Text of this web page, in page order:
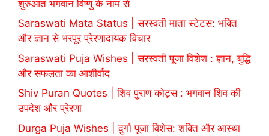
शुरुआत भगवान विष्णु के नाम से
Saraswati Mata Status | सरस्वती माता स्टेटस: भक्ति
और ज्ञान से भरपूर प्रेरणादायक विचार
Saraswati Puja Wishes | सरस्वती पूजा विशेश : ज्ञान, बुद्धि
और सफलता का आशीर्वाद
Shiv Puran Quotes | शिव पुराण कोट्स : भगवान शिव की
उपदेश और प्रेरणा
Durga Puja Wishes | दुर्गा पूजा विशेस: शक्ति और आस्था